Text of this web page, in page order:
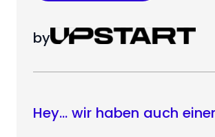
by
Hey… wir haben auch